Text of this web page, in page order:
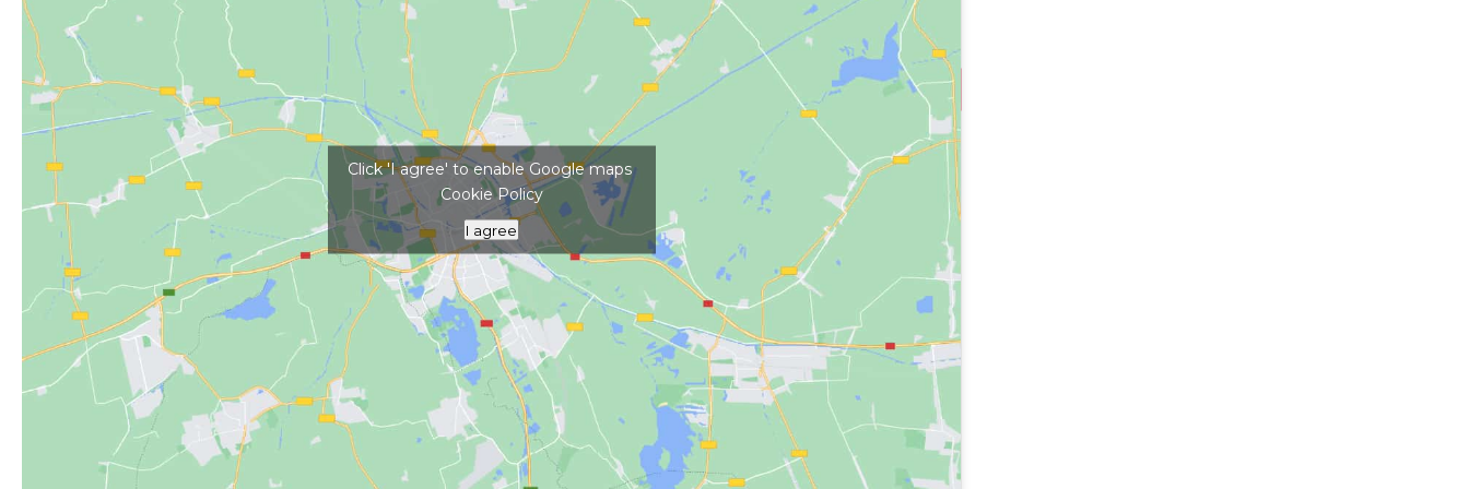
Kattints ide a térkép megjelenítéséhez
Click 'I agree' to enable Google maps
Cookie Policy
I agree
Akadálymentes baráti társaságoknak #családbarát #családi egész évben
egyéni utazók #külföldiek #kulináris # parkolható #pároknak
szabad téren # Tompos Étterem # üzleti # zárt térben